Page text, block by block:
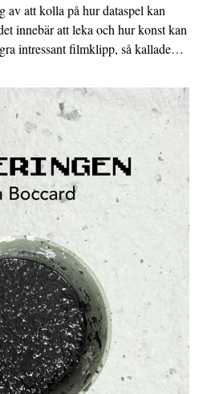
att kolla på hur dataspel kan
innebär att leka och hur konst kan
intressant filmklipp, så kallade…